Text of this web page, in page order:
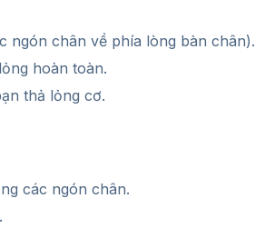
ngón chân về phía lòng bàn chân).
hoàn toàn.
thả lỏng cơ.
các ngón chân.